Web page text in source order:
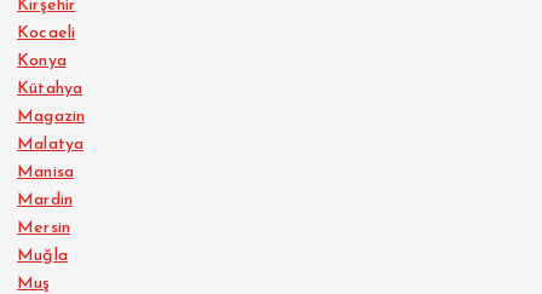
Kırşehir
Kocaeli
Konya
Kütahya
Magazin
Malatya
Manisa
Mardin
Mersin
Muğla
Muş